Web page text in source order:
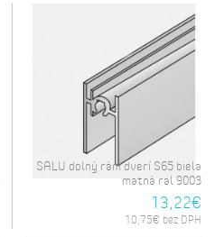
SALU dolný rám dverí S65 biela
matná ral 9003
13,22€
10,75€ bez DPH